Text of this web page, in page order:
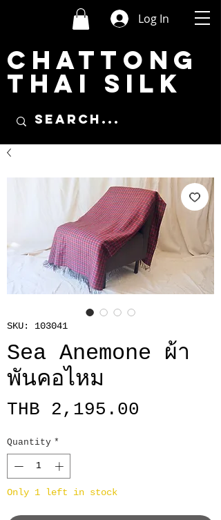
Log In
CHATTONG
THAI SILK
SKU: 103041
Sea Anemone ผ้า
พันคอไหม
THB 2,195.00
Quantity *
Only 1 left in stock